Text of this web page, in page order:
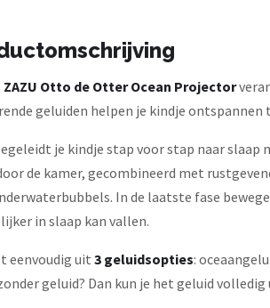
ZAZU Otto de Otter Ocean Projector
geluiden helpen je kindje
je kindje stap voor stap naar slaap
de kamer, gecombineerd met
In de laatste fase
in slaap kan vallen.
eenvoudig uit3 geluidsopties:
geluid? Dan kun je het geluid